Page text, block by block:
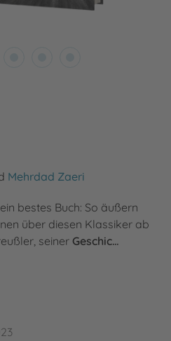
Mehrdad Zaeri
bestes Buch: So äußern
über diesen Klassiker ab
seiner Geschic…